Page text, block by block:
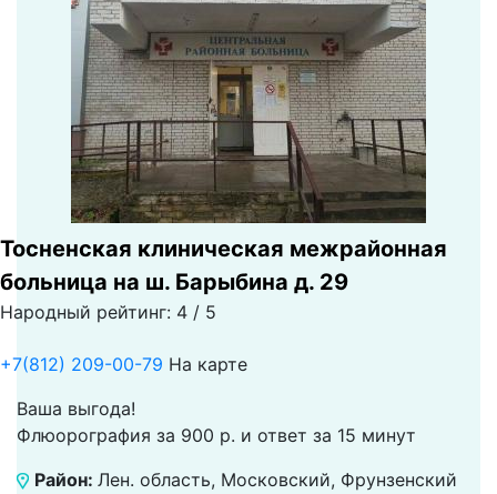
Тосненская клиническая межрайонная
больница на ш. Барыбина д. 29
Народный рейтинг: 4 / 5
+7(812) 209-00-79 На карте
Ваша выгода!
Флюорография за 900 р. и ответ за 15 минут
Район: Лен. область, Московский, Фрунзенский